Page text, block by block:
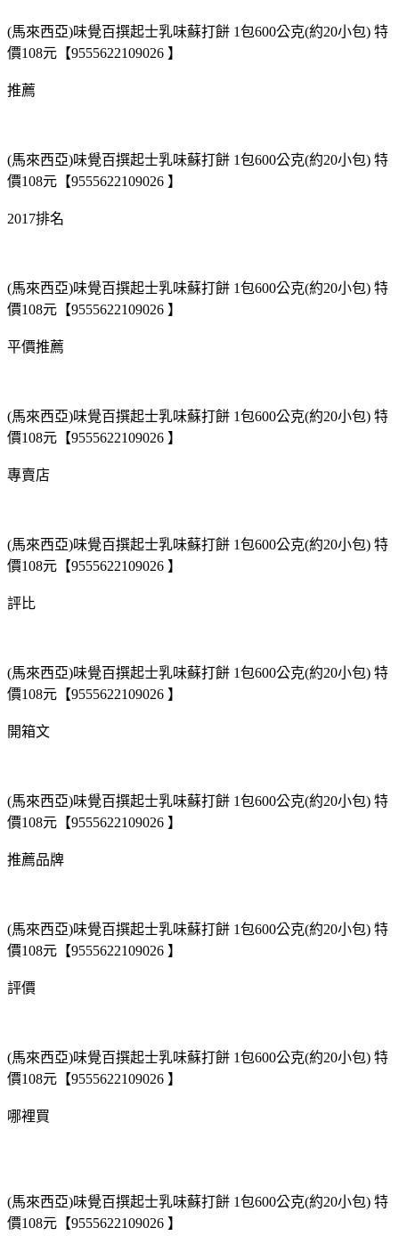
(馬來西亞)味覺百撰起士乳味蘇打餅 1包600公克(約20小包) 特
價108元【9555622109026 】
推薦
(馬來西亞)味覺百撰起士乳味蘇打餅 1包600公克(約20小包) 特
價108元【9555622109026 】
2017排名
(馬來西亞)味覺百撰起士乳味蘇打餅 1包600公克(約20小包) 特
價108元【9555622109026 】
平價推薦
(馬來西亞)味覺百撰起士乳味蘇打餅 1包600公克(約20小包) 特
價108元【9555622109026 】
專賣店
(馬來西亞)味覺百撰起士乳味蘇打餅 1包600公克(約20小包) 特
價108元【9555622109026 】
評比
(馬來西亞)味覺百撰起士乳味蘇打餅 1包600公克(約20小包) 特
價108元【9555622109026 】
開箱文
(馬來西亞)味覺百撰起士乳味蘇打餅 1包600公克(約20小包) 特
價108元【9555622109026 】
推薦品牌
(馬來西亞)味覺百撰起士乳味蘇打餅 1包600公克(約20小包) 特
價108元【9555622109026 】
評價
(馬來西亞)味覺百撰起士乳味蘇打餅 1包600公克(約20小包) 特
價108元【9555622109026 】
哪裡買
(馬來西亞)味覺百撰起士乳味蘇打餅 1包600公克(約20小包) 特
價108元【9555622109026 】